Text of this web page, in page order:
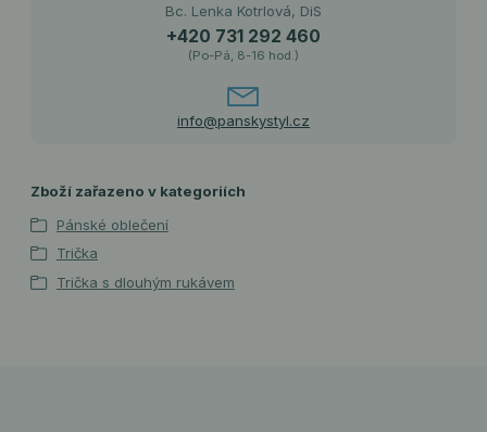
Bc. Lenka Kotrlová, DiS
+420 731 292 460
(Po-Pá, 8-16 hod.)
info@panskystyl.cz
Zboží zařazeno v kategoriích
Pánské oblečení
Trička
Trička s dlouhým rukávem